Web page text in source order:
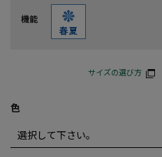
機能
サイズの選び方
色